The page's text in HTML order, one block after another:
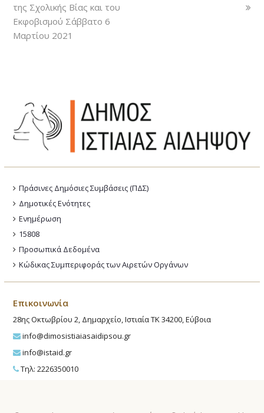
της Σχολικής Βίας και του
Εκφοβισμού Σάββατο 6
Μαρτίου 2021
Πράσινες Δημόσιες Συμβάσεις (ΠΔΣ)
Δημοτικές Ενότητες
Ενημέρωση
15808
Προσωπικά Δεδομένα
Κώδικας Συμπεριφοράς των Αιρετών Οργάνων
Επικοινωνία
28ης Οκτωβρίου 2, Δημαρχείο, Ιστιαία ΤΚ 34200, Εύβοια
info@dimosistiaiasaidipsou.gr
info@istaid.gr
Τηλ: 2226350010